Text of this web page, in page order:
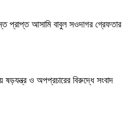
প্রাপ্ত আসামি বাবুল সওদাগর গ্রেফতার
ষড়যন্ত্র ও অপপ্রচারের বিরুদ্ধে সংবাদ